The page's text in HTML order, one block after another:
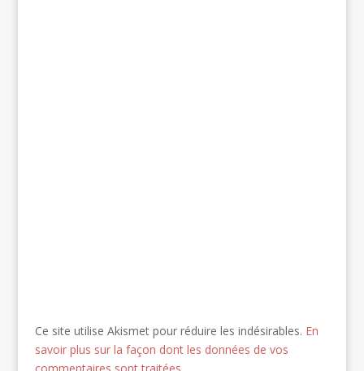
Ce site utilise Akismet pour réduire les indésirables. En
savoir plus sur la façon dont les données de vos